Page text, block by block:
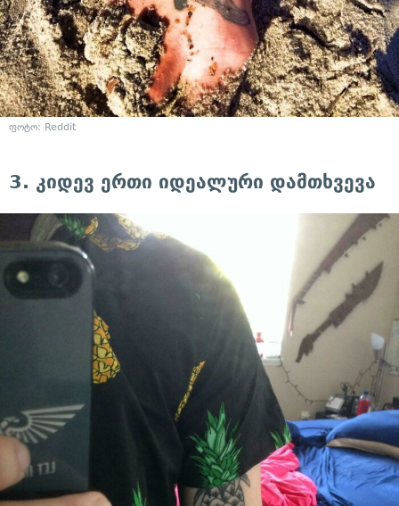
ფოტო: Reddit
3. კიდევ ერთი იდეალური დამთხვევა